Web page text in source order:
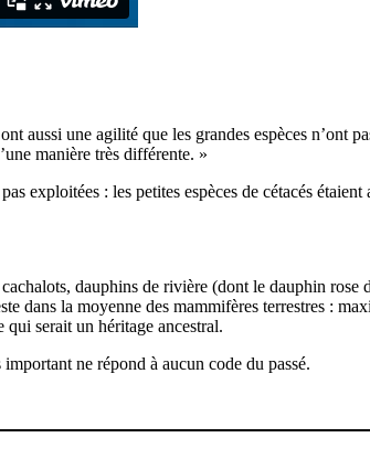
aussi une agilité que les grandes espèces n’ont
manière très différente. »
exploitées : les petites espèces de cétacés
dauphins de rivière (dont le dauphin
dans la moyenne des mammifères terrestres :
serait un héritage ancestral.
ne répond à aucun code du passé.